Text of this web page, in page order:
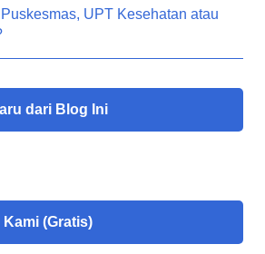
UPT Kesehatan atau
dari Blog Ini
(Gratis)